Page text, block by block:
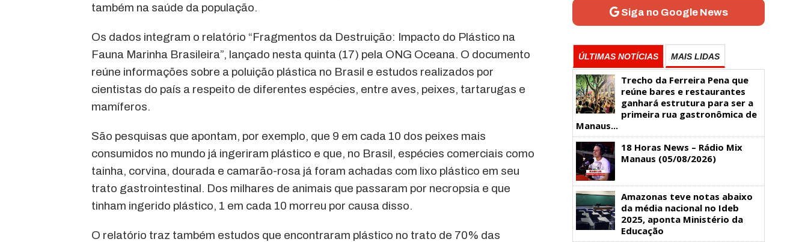
também na saúde da população.
Os dados integram o relatório “Fragmentos da Destruição: Impacto do Plástico na
Fauna Marinha Brasileira”, lançado nesta quinta (17) pela ONG Oceana. O documento
reúne informações sobre a poluição plástica no Brasil e estudos realizados por
cientistas do país a respeito de diferentes espécies, entre aves, peixes, tartarugas e
mamíferos.
São pesquisas que apontam, por exemplo, que 9 em cada 10 dos peixes mais
consumidos no mundo já ingeriram plástico e que, no Brasil, espécies comerciais como
tainha, corvina, dourada e camarão-rosa já foram achadas com lixo plástico em seu
trato gastrointestinal. Dos milhares de animais que passaram por necropsia e que
tinham ingerido plástico, 1 em cada 10 morreu por causa disso.
O relatório traz também estudos que encontraram plástico no trato de 70% das
Siga no Google News
ÚLTIMAS NOTÍCIAS MAIS LIDAS
Trecho da Ferreira Pena que
reúne bares e restaurantes
ganhará estrutura para ser a
primeira rua gastronômica de
Manaus...
18 Horas News​​​​​​​​​​​​ – Rádio Mix
Manaus (05/08/2026)
Amazonas teve notas abaixo
da média nacional no Ideb
2025, aponta Ministério da
Educação